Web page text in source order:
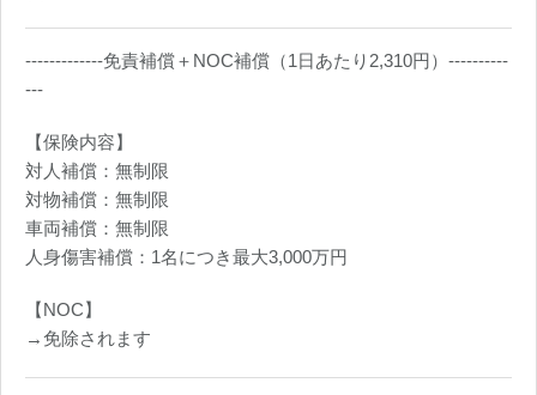
-------------免責補償＋NOC補償（1日あたり2,310円）----------
---
【保険内容】
対人補償：無制限
対物補償：無制限
車両補償：無制限
人身傷害補償：1名につき最大3,000万円
【NOC】
→免除されます